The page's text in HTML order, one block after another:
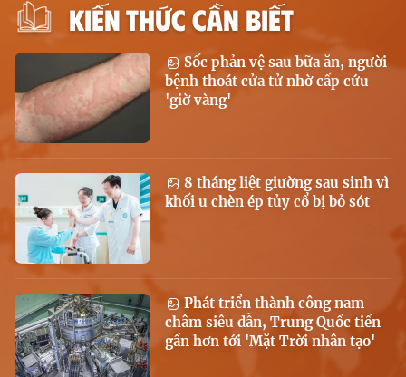
KIẾN THỨC CẦN BIẾT
Sốc phản vệ sau bữa ăn, người
bệnh thoát cửa tử nhờ cấp cứu
'giờ vàng'
8 tháng liệt giường sau sinh vì
khối u chèn ép tủy cổ bị bỏ sót
Phát triển thành công nam
châm siêu dẫn, Trung Quốc tiến
gần hơn tới 'Mặt Trời nhân tạo'